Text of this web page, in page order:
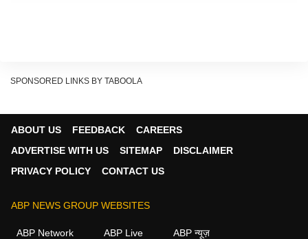
कुल 11 विश्व कप के नॉकआउट स्टेज (क्वार्टर फाइनल,
SPONSORED LINKS BY TABOOLA
ABOUT US FEEDBACK
CAREERS
ADVERTISE WITH US
SITEMAP
DISCLAIMER
PRIVACY POLICY
CONTACT US
ABP NEWS GROUP WEBSITES
ABP Network ABP Live ABP न्यूज़